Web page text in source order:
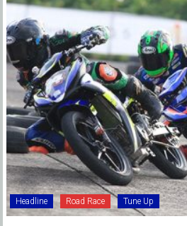
Headline Road Race Tune Up